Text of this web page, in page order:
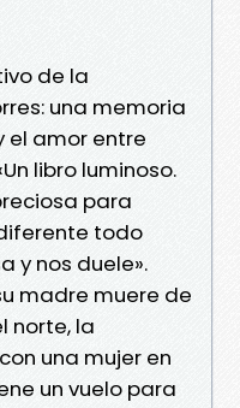
de la
una memoria
el amor entre
libro luminoso.
para
todo
y nos duele».
madre muere de
norte, la
una mujer en
un vuelo para